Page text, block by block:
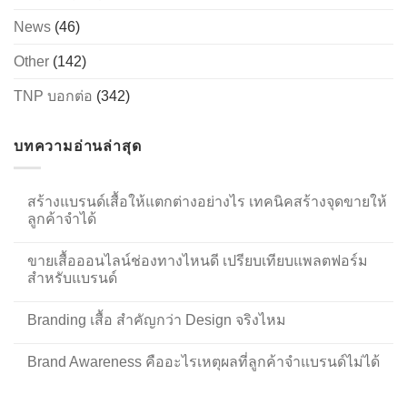
News (46)
Other (142)
TNP บอกต่อ (342)
บทความอ่านล่าสุด
สร้างแบรนด์เสื้อให้แตกต่างอย่างไร เทคนิคสร้างจุดขายให้
ลูกค้าจำได้
ขายเสื้อออนไลน์ช่องทางไหนดี เปรียบเทียบแพลตฟอร์ม
สำหรับแบรนด์
Branding เสื้อ สำคัญกว่า Design จริงไหม
Brand Awareness คืออะไรเหตุผลที่ลูกค้าจำแบรนด์ไม่ได้